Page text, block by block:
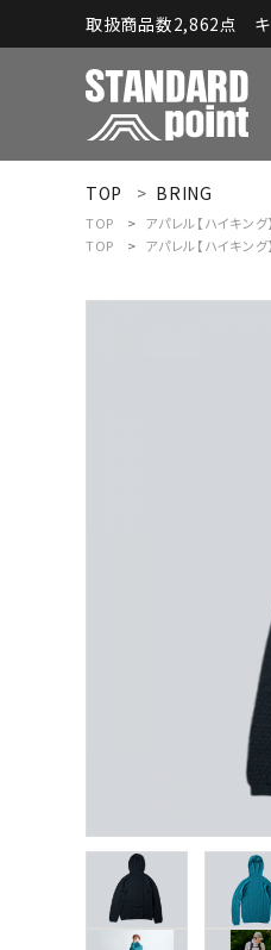
取扱商品数2,862点 キ
ようこそ ゲスト 様
ログイン person 新規
TOP BRING
TOP
アパレル【ハイキング】
TOP
アパレル【ハイキング】